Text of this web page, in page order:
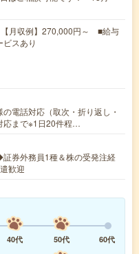
月収例】270,000円～ ■給与
スあり
電話対応（取次・折り返し・
応まで※1日20件程…
券外務員1種＆株の受発注経
歓迎
40代 50代
60代